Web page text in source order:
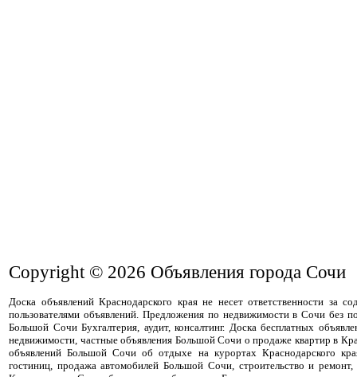
Copyright © 2026 Объявления города Сочи
Доска объявлений Краснодарского края не несет ответственности за
пользователями объявлений. Предложения по недвижимости в Сочи без
Большой Сочи Бухгалтерия, аудит, консалтинг. Доска бесплатных
недвижимости, частные объявления Большой Сочи о продаже квартир в
объявлений Большой Сочи об отдыхе на курортах Краснодарского
гостиниц, продажа автомобилей Большой Сочи, строительство и